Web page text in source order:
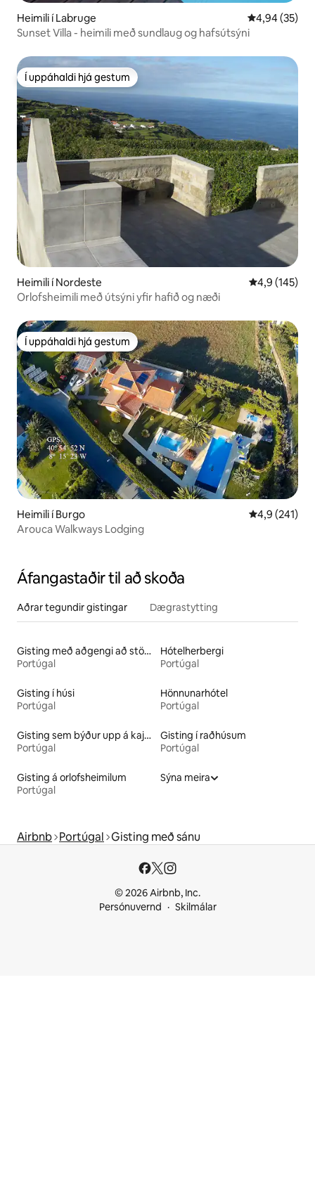
Heimili í Labruge 4,94 af 5 í
4,94 (35)
Sunset Villa - heimili með sundlaug og hafsútsýni
Í uppáhaldi hjá gestum
Í uppáhaldi hjá gestum
Heimili í Nordeste 4,9 af 5 í
4,9 (145)
Orlofsheimili með útsýni yfir hafið og næði
Í uppáhaldi hjá gestum
Í uppáhaldi hjá gestum
Heimili í Burgo 4,9 af 5 í
4,9 (241)
Arouca Walkways Lodging
Áfangastaðir til að skoða
Aðrar tegundir gistingar Dægrastytting
Gisting með aðgengi að stöðuvatni
Portúgal
Hótelherbergi
Portúgal
Gisting í húsi
Portúgal
Hönnunarhótel
Portúgal
Gisting sem býður upp á kajak
Portúgal
Gisting í raðhúsum
Portúgal
Gisting á orlofsheimilum
Portúgal
Sýna meira
Airbnb Portúgal Gisting með sánu
© 2026 Airbnb, Inc.
Persónuvernd
Skilmálar